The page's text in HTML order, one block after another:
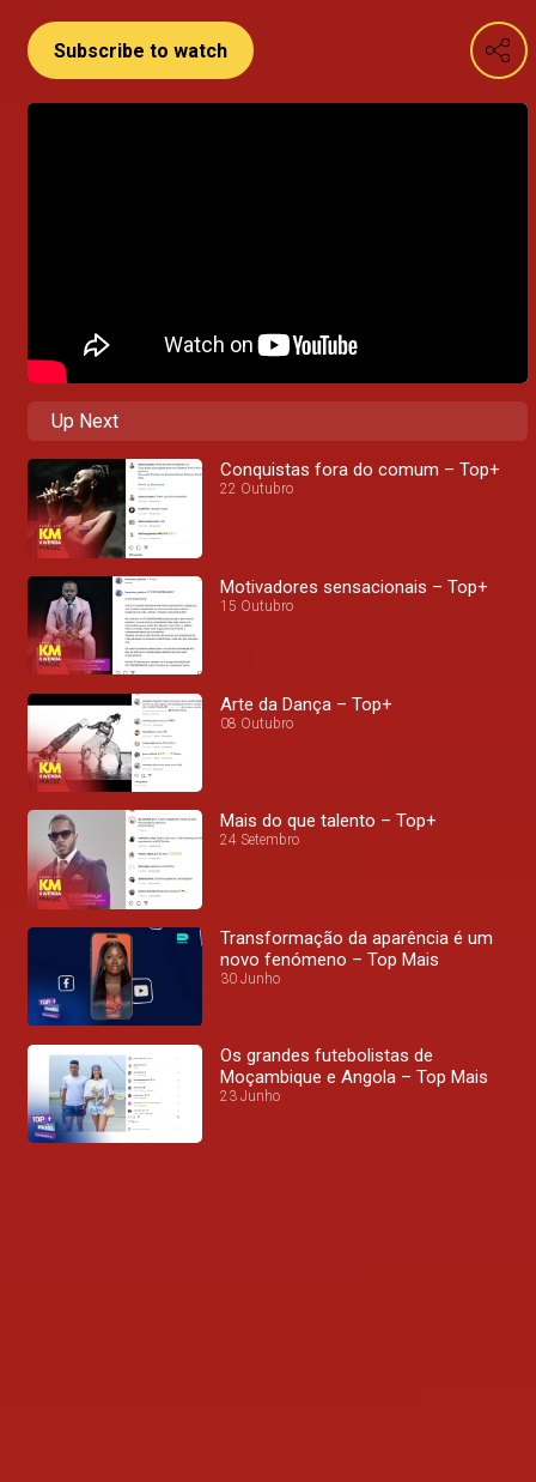
Subscribe to watch
Up Next
Conquistas fora do comum – Top+
22 Outubro
Motivadores sensacionais – Top+
15 Outubro
Arte da Dança – Top+
08 Outubro
Mais do que talento – Top+
24 Setembro
Transformação da aparência é um
novo fenómeno – Top Mais
30 Junho
Os grandes futebolistas de
Moçambique e Angola – Top Mais
23 Junho